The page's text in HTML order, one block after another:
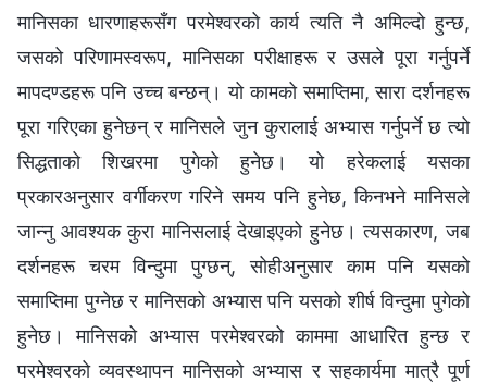
मानिसका धारणाहरूसँग परमेश्‍वरको कार्य त्यति नै अमिल्दो हुन्छ,
जसको परिणामस्वरूप, मानिसका परीक्षाहरू र उसले पूरा गर्नुपर्ने
मापदण्डहरू पनि उच्‍च बन्छन्। यो कामको समाप्तिमा, सारा दर्शनहरू
पूरा गरिएका हुनेछन् र मानिसले जुन कुरालाई अभ्यास गर्नुपर्ने छ त्यो
सिद्धताको शिखरमा पुगेको हुनेछ। यो हरेकलाई यसका
प्रकारअनुसार वर्गीकरण गरिने समय पनि हुनेछ, किनभने मानिसले
जान्‍नु आवश्यक कुरा मानिसलाई देखाइएको हुनेछ। त्यसकारण, जब
दर्शनहरू चरम विन्दुमा पुग्छन्, सोहीअनुसार काम पनि यसको
समाप्तिमा पुग्‍नेछ र मानिसको अभ्यास पनि यसको शीर्ष विन्दुमा पुगेको
हुनेछ। मानिसको अभ्यास परमेश्‍वरको काममा आधारित हुन्छ र
परमेश्‍वरको व्यवस्थापन मानिसको अभ्यास र सहकार्यमा मात्रै पूर्ण